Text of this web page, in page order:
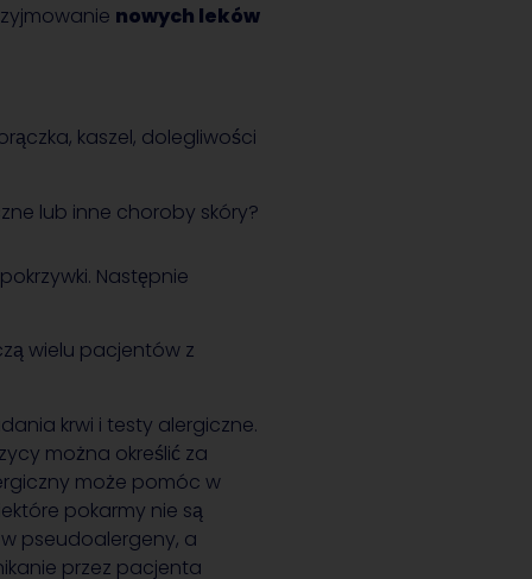
nowych leków
kaszel, dolegliwości
lub inne choroby skóry?
Następnie
wielu pacjentów z
krwi i testy alergiczne.
można określić za
może pomóc w
pokarmy nie są
pseudoalergeny, a
przez pacjenta